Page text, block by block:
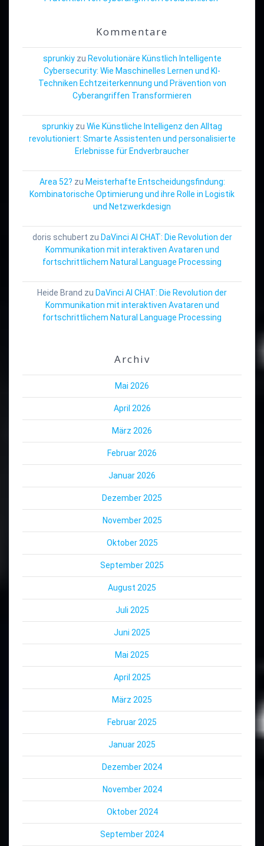
Kommentare
sprunkiyzu Revolutionäre Künstlich Intelligente
Cybersecurity: Wie Maschinelles Lernen und KI-
Techniken Echtzeiterkennung und Prävention von
Cyberangriffen Transformieren
sprunkiy zu Wie Künstliche Intelligenz den Alltag
revolutioniert: Smarte Assistenten und personalisierte
Erlebnisse für Endverbraucher
Area 52? zu Meisterhafte Entscheidungsfindung:
Kombinatorische Optimierung und ihre Rolle in Logistik
und Netzwerkdesign
doris schubert zu DaVinci AI CHAT: Die Revolution der
Kommunikation mit interaktiven Avataren und
fortschrittlichem Natural Language Processing
Heide Brand zu DaVinci AI CHAT: Die Revolution der
Kommunikation mit interaktiven Avataren und
fortschrittlichem Natural Language Processing
Archiv
Mai 2026
April 2026
März 2026
Februar 2026
Januar 2026
Dezember 2025
November 2025
Oktober 2025
September 2025
August 2025
Juli 2025
Juni 2025
Mai 2025
April 2025
März 2025
Februar 2025
Januar 2025
Dezember 2024
November 2024
Oktober 2024
September 2024